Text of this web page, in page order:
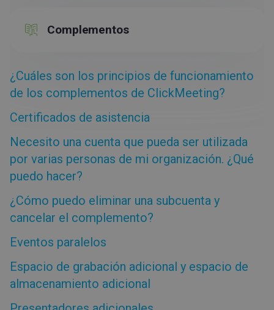
Actualización
Herramientas
Tipos de evento
Sala del evento
Trucos y sugerencias
Complementos
¿Cuáles son los principios de funcionamiento
de los complementos de ClickMeeting?
Certificados de asistencia
Necesito una cuenta que pueda ser utilizada
por varias personas de mi organización. ¿Qué
puedo hacer?
¿Cómo puedo eliminar una subcuenta y
cancelar el complemento?
Eventos paralelos
Espacio de grabación adicional y espacio de
almacenamiento adicional